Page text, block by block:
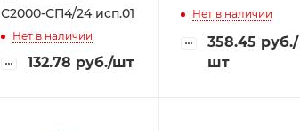
С2000-СП4/24 исп.01
Нет в наличии
132.78 руб./шт
Нет в наличии
358.45 руб./
шт